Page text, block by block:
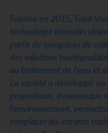
Fondée en 2015, Tidal
technologie
partir de carapaces de
des solutions
au traitement de l’eau et
La société a développé
propriétaire, économique
l’environnement,
remplacer les intrants